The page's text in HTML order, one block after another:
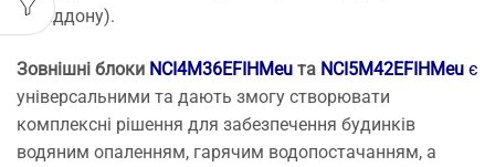
піддону).
Зовнішні блоки NCI4M36EFIHMeu та NCI5M42EFIHMeu є
універсальними та дають змогу створювати
комплексні рішення для забезпечення будинків
водяним опаленням, гарячим водопостачанням, а